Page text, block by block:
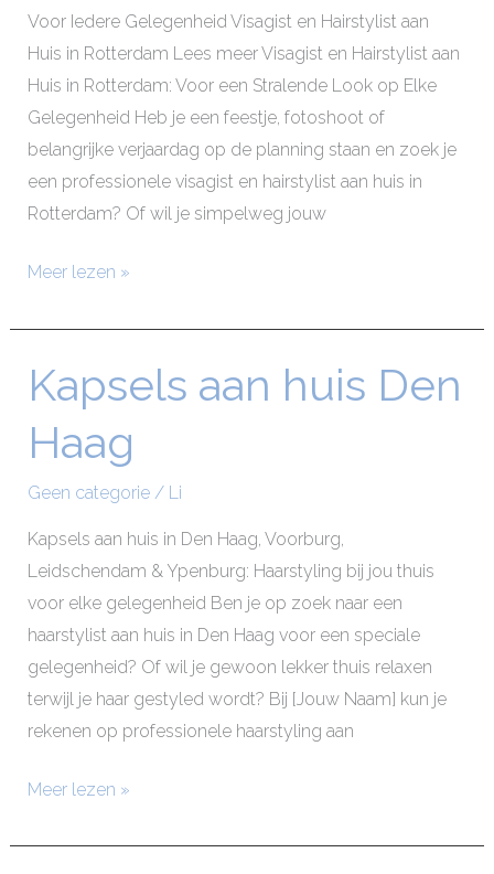
Voor Iedere Gelegenheid Visagist en Hairstylist aan
Huis in Rotterdam Lees meer Visagist en Hairstylist aan
Huis in Rotterdam: Voor een Stralende Look op Elke
Gelegenheid Heb je een feestje, fotoshoot of
belangrijke verjaardag op de planning staan en zoek je
een professionele visagist en hairstylist aan huis in
Rotterdam? Of wil je simpelweg jouw
Meer lezen »
Kapsels aan huis Den
Haag
Geen categorie/ Li
Kapsels aan huis in Den Haag, Voorburg,
Leidschendam & Ypenburg: Haarstyling bij jou thuis
voor elke gelegenheid Ben je op zoek naar een
haarstylist aan huis in Den Haag voor een speciale
gelegenheid? Of wil je gewoon lekker thuis relaxen
terwijl je haar gestyled wordt? Bij [Jouw Naam] kun je
rekenen op professionele haarstyling aan
Kapsels
aan
Haag
Meer lezen »